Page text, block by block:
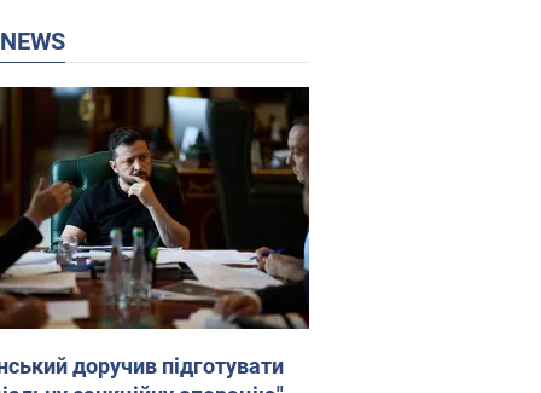
NEWS
доручив підготувати